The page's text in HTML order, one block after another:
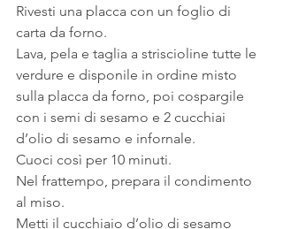
Rivesti una placca con un foglio di
carta da forno.
Lava, pela e taglia a striscioline tutte le
verdure e disponile in ordine misto
sulla placca da forno, poi cospargile
con i semi di sesamo e 2 cucchiai
d’olio di sesamo e infornale.
Cuoci così per 10 minuti.
Nel frattempo, prepara il condimento
al miso.
Metti il cucchiaio d’olio di sesamo